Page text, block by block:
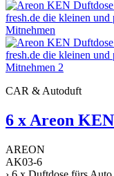
CAR & Autoduft
6 x Areon
AREON
AK03-6